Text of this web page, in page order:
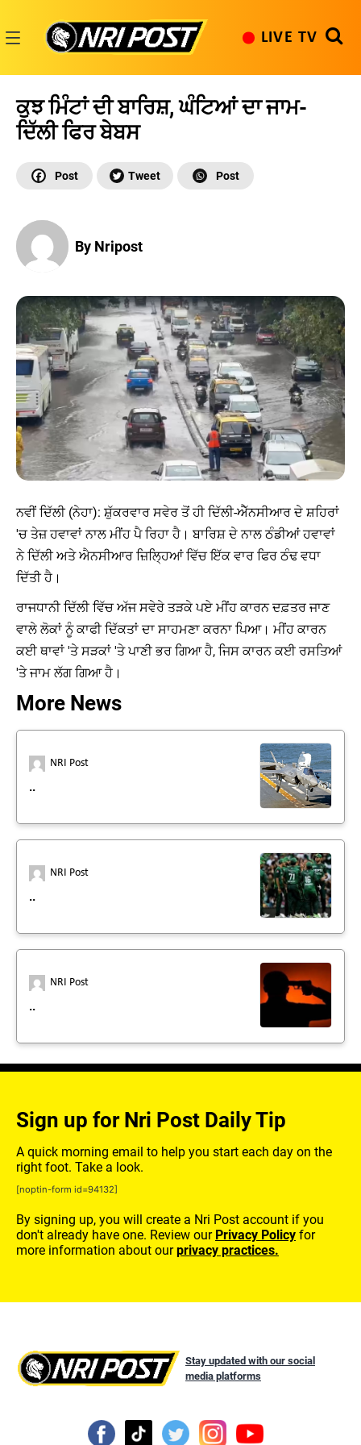
content
LIVE TV
ਕੁਝ ਮਿੰਟਾਂ ਦੀ ਬਾਰਿਸ਼, ਘੰਟਿਆਂ ਦਾ ਜਾਮ-
ਦਿੱਲੀ ਫਿਰ ਬੇਬਸ
By Nripost
ਨਵੀਂ ਦਿੱਲੀ (ਨੇਹਾ): ਸ਼ੁੱਕਰਵਾਰ ਸਵੇਰ ਤੋਂ ਹੀ ਦਿੱਲੀ-ਐੱਨਸੀਆਰ ਦੇ ਸ਼ਹਿਰਾਂ
'ਚ ਤੇਜ਼ ਹਵਾਵਾਂ ਨਾਲ ਮੀਂਹ ਪੈ ਰਿਹਾ ਹੈ। ਬਾਰਿਸ਼ ਦੇ ਨਾਲ ਠੰਡੀਆਂ ਹਵਾਵਾਂ
ਨੇ ਦਿੱਲੀ ਅਤੇ ਐਨਸੀਆਰ ਜ਼ਿਲ੍ਹਿਆਂ ਵਿੱਚ ਇੱਕ ਵਾਰ ਫਿਰ ਠੰਢ ਵਧਾ
ਦਿੱਤੀ ਹੈ।
ਰਾਜਧਾਨੀ ਦਿੱਲੀ ਵਿੱਚ ਅੱਜ ਸਵੇਰੇ ਤੜਕੇ ਪਏ ਮੀਂਹ ਕਾਰਨ ਦਫ਼ਤਰ ਜਾਣ
ਵਾਲੇ ਲੋਕਾਂ ਨੂੰ ਕਾਫੀ ਦਿੱਕਤਾਂ ਦਾ ਸਾਹਮਣਾ ਕਰਨਾ ਪਿਆ। ਮੀਂਹ ਕਾਰਨ
ਕਈ ਥਾਵਾਂ 'ਤੇ ਸੜਕਾਂ 'ਤੇ ਪਾਣੀ ਭਰ ਗਿਆ ਹੈ, ਜਿਸ ਕਾਰਨ ਕਈ ਰਸਤਿਆਂ
'ਤੇ ਜਾਮ ਲੱਗ ਗਿਆ ਹੈ।
More News
NRI Post
..
NRI Post
..
NRI Post
..
Sign up for Nri Post Daily Tip
A quick morning email to help you start each day on the
right foot. Take a look.
[noptin-form id=94132]
By signing up, you will create a Nri Post account if you
don't already have one. Review our Privacy Policy for
more information about ourprivacy practices.
Stay updated with our social
media platforms